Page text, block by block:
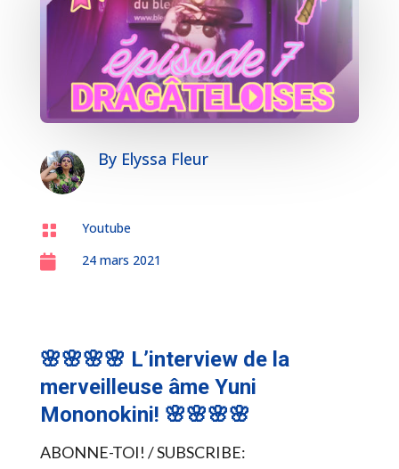
By Elyssa Fleur
 Youtube
 24 mars 2021
🌸🌸🌸🌸 L’interview de la
merveilleuse âme Yuni
Mononokini! 🌸🌸🌸🌸
ABONNE-TOI! / SUBSCRIBE: